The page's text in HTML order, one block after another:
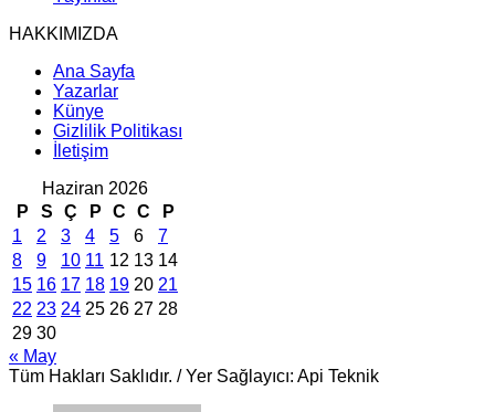
HAKKIMIZDA
Ana Sayfa
Yazarlar
Künye
Gizlilik Politikası
İletişim
Haziran 2026
P
S Ç P C C
P
1
2 3 4 5 6
7
8
9 10 11 12 13 14
15 16 17 18 19 20 21
22 23 24 25 26 27 28
29 30
« May
Tüm Hakları Saklıdır. / Yer Sağlayıcı: Api Teknik